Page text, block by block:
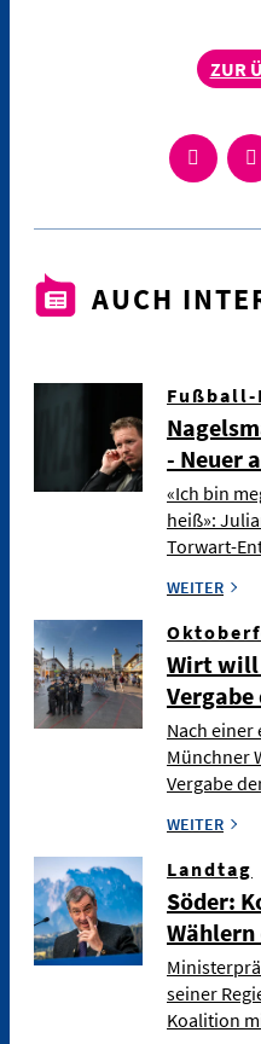
ZUR
AUCH
- Neuer
«Ich bin
heiß»:
Torwart-
WEITER
Wirt
Nach einer
Münchner
Vergabe
WEITER
Landtag
Söder:
seiner
Koalition